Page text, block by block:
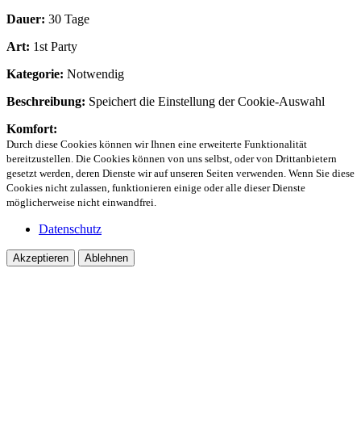
Dauer: 30 Tage
Art: 1st Party
Kategorie: Notwendig
Beschreibung: Speichert die Einstellung der Cookie-Auswahl
Komfort:
Durch diese Cookies können wir Ihnen eine erweiterte Funktionalität
bereitzustellen. Die Cookies können von uns selbst, oder von Drittanbietern
gesetzt werden, deren Dienste wir auf unseren Seiten verwenden. Wenn Sie diese
Cookies nicht zulassen, funktionieren einige oder alle dieser Dienste
möglicherweise nicht einwandfrei.
Datenschutz
Akzeptieren Ablehnen